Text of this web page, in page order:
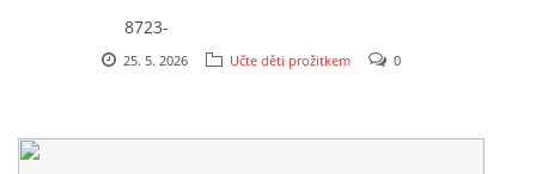
Dnes si děti ve školce zažily
25. 5. 2026 Učte děti prožitkem 0